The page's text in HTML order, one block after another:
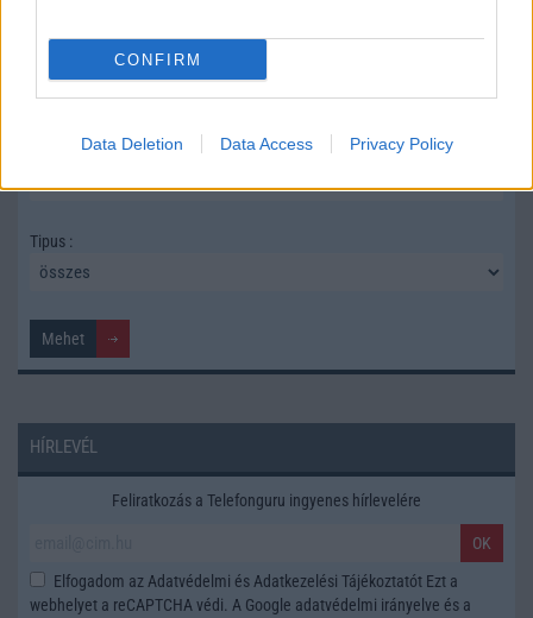
CONFIRM
Data Deletion Data Access Privacy Policy
TELEFONOK GYORSLISTA
Tipus :
HÍRLEVÉL
Feliratkozás a Telefonguru ingyenes hírlevelére
OK
Elfogadom azAdatvédelmi és Adatkezelési Tájékoztatót Ezt a
webhelyet a reCAPTCHA védi. A Google adatvédelmi irányelve és a